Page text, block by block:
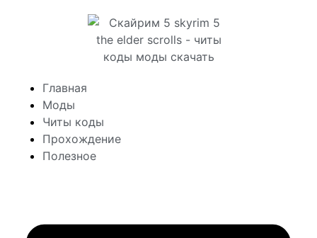
Главная
Моды
Читы коды
Прохождение
Полезное